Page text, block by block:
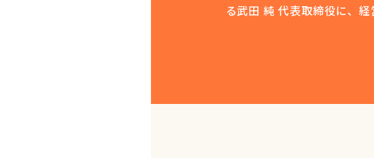
る武田 純 代表取締役に、